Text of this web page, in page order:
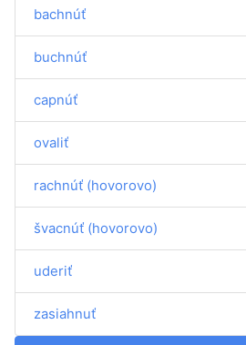
bachnúť
buchnúť
capnúť
ovaliť
rachnúť (hovorovo)
švacnúť (hovorovo)
uderiť
zasiahnuť